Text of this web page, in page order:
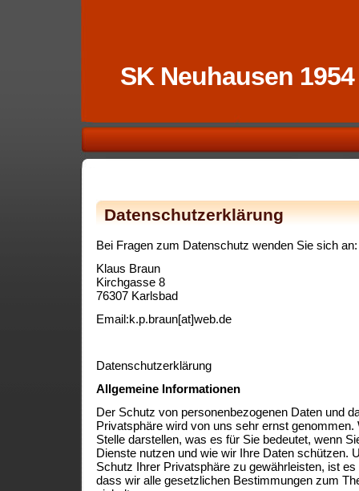
SK Neuhausen 1954
Datenschutzerklärung
Bei Fragen zum Datenschutz wenden Sie sich an:
Klaus Braun
Kirchgasse 8
76307 Karlsbad
Email:k.p.braun[at]web.de
Datenschutzerklärung
Allgemeine Informationen
Der Schutz von personenbezogenen Daten und
Privatsphäre wird von uns sehr ernst
Stelle darstellen, was es für Sie bedeutet, wenn
Dienste nutzen und wie wir Ihre Daten schützen.
Schutz Ihrer Privatsphäre zu gewährleisten, ist
dass wir alle gesetzlichen Bestimmungen zum